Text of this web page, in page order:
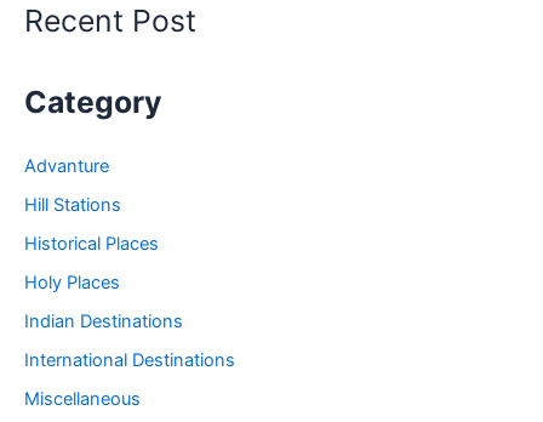
Places
Recent Post
Category
Advanture
Hill Stations
Historical Places
Holy Places
Indian Destinations
International Destinations
Miscellaneous